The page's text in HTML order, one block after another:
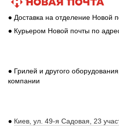
● Доставка на отделение Новой
● Курьером Новой почты по
● Грилей и другого
компании
● Киев, ул. 49-я Садовая, 23